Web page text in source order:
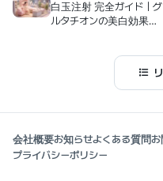
白玉注射 完全ガイド｜グ
ルタチオンの美白効果・
会社概要お知らせよくある質問お
プライバシーポリシー